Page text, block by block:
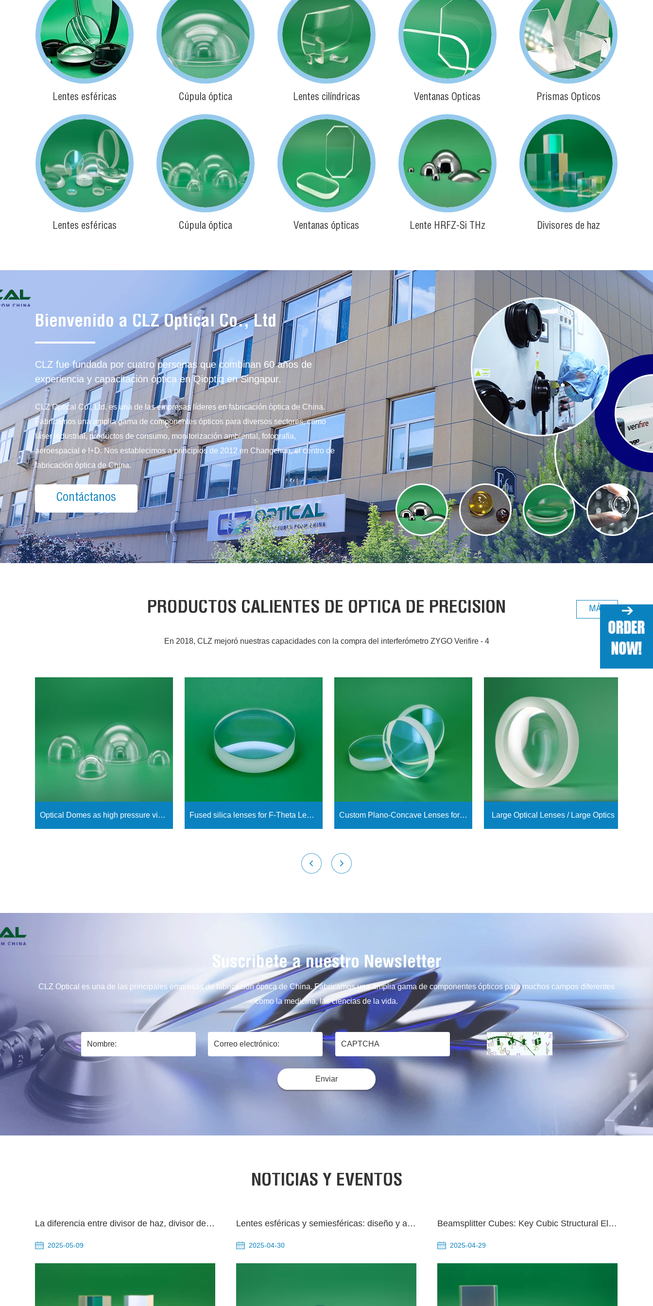
Lentes esféricas Cúpula óptica Lentes cilíndricas Ventanas Ópticas Prismas Ópticos
Lentes esféricas Cúpula óptica Ventanas ópticas Lente HRFZ-Si THz Divisores de haz
Bienvenido a CLZ Optical Co., Ltd
CLZ fue fundada por cuatro personas que combinan 60 años de
experiencia y capacitación óptica en Qioptiq en Singapur.
CLZ Optical Co., Ltd. es una de las empresas líderes en fabricación óptica de China.
Fabricamos una amplia gama de componentes ópticos para diversos sectores, como
láser industrial, productos de consumo, monitorización ambiental, fotografía,
aeroespacial e I+D. Nos establecimos a principios de 2012 en Changchun, el centro de
fabricación óptica de China.
Contáctanos
PRODUCTOS CALIENTES DE ÓPTICA DE PRECISIÓN MÁS
En 2018, CLZ mejoró nuestras capacidades con la compra del interferómetro ZYGO Verifire - 4
Optical Domes as high pressure viewports using in submersibles (Underwater optical dome) Fused silica lenses for F-Theta Lenses Custom Plano-Concave Lenses for Laser Optics Large Optical Lenses / Large Optics
Suscríbete a nuestro Newsletter
CLZ Optical es una de las principales empresas de fabricación óptica de China. Fabricamos una amplia gama de componentes ópticos para muchos campos diferentes
como la medicina, las ciencias de la vida.
NOTICIAS Y EVENTOS
La diferencia entre divisor de haz, divisor de haz polarizador y divisor de haz no polarizador
2025-05-09
Lentes esféricas y semiesféricas: diseño y aplicación de elementos ópticos en miniatura
2025-04-30
Beamsplitter Cubes: Key Cubic Structural Elements in Optical Systems
2025-04-29